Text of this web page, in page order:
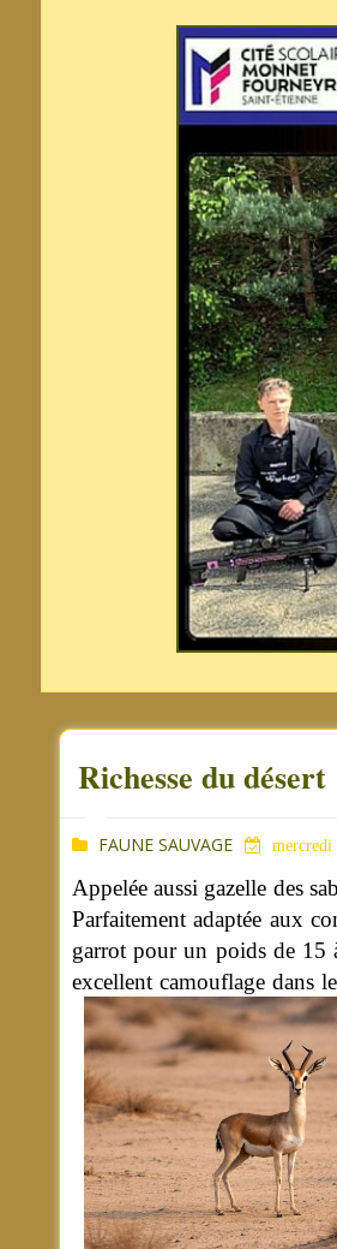
Richesse du
FAUNE SAUVAGE
Appelée aussi gazelle des
Parfaitement adaptée aux
garrot pour un poids de 15
excellent camouflage dans